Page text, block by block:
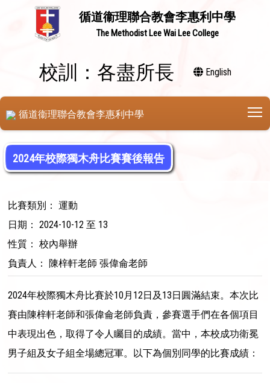
循道衞理聯合教會李惠利中學
The Methodist Lee Wai Lee College
校訓：各盡所長 English
循道衞理聯合教會李惠利中學
2024年校際獨木舟比賽賽後報告
比賽類別： 運動
日期： 2024-10-12 至 13
性質： 校內舉辦
負責人： 陳梓軒老師 張偉侖老師
2024年校際獨木舟比賽於10月12日及13日圓滿結束。本次比
賽由陳梓軒老師和張偉侖老師負責，參賽選手們在各個項目
中表現出色，取得了令人矚目的成績。當中，本校成功衛冕
男子組及女子組全場總冠軍。以下為個別同學的比賽成績：